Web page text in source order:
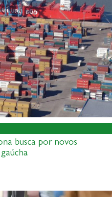
busca por novos